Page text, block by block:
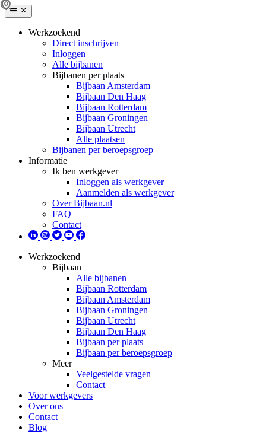
Werkzoekend
Direct inschrijven
Inloggen
Alle bijbanen
Bijbanen per plaats
Bijbaan Amsterdam
Bijbaan Den Haag
Bijbaan Rotterdam
Bijbaan Groningen
Bijbaan Utrecht
Alle plaatsen
Bijbanen per beroepsgroep
Informatie
Ik ben werkgever
Inloggen als werkgever
Aanmelden als werkgever
Over Bijbaan.nl
FAQ
Contact
Werkzoekend
Bijbaan
Alle bijbanen
Bijbaan Rotterdam
Bijbaan Amsterdam
Bijbaan Groningen
Bijbaan Utrecht
Bijbaan Den Haag
Bijbaan per plaats
Bijbaan per beroepsgroep
Meer
Veelgestelde vragen
Contact
Voor werkgevers
Over ons
Contact
Blog